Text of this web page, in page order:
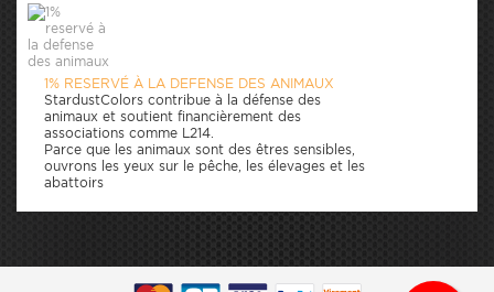
1% RESERVÉ À LA DEFENSE DES ANIMAUX
StardustColors contribue à la défense des
animaux et soutient financièrement des
associations comme L214.
Parce que les animaux sont des êtres sensibles,
ouvrons les yeux sur le pêche, les élevages et les
abattoirs